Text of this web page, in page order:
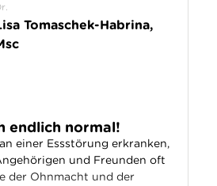
Tomaschek-Habrina,
endlich normal!
einer Essstörung erkranken,
und Freunden oft
der Ohnmacht und der